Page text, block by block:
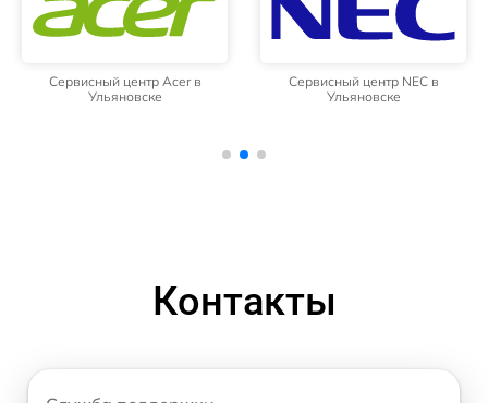
Сервисный центр Acer в
Ульяновске
Сервисный центр NEC в
Ульяновске
Контакты